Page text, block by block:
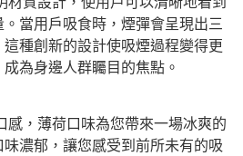
當用戶吸食時，煙彈會呈現出三
種創新的設計使吸煙過程變得更
為身邊人群矚目的焦點。
感，薄荷口味為您帶來一場冰爽的
濃郁，讓您感受到前所未有的吸